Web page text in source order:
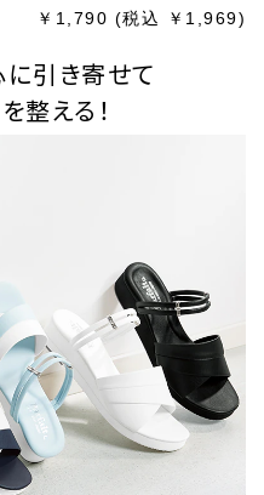
￥1,790 (税込 ￥1,969)
引き寄せて
整える！